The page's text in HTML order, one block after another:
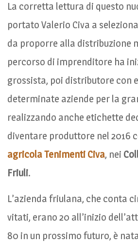
La corretta lettura di questo
portato Valerio Civa a
da proporre alla distribuzione
percorso di imprenditore ha
grossista, poi distributore con
determinate aziende per la
realizzando anche etichette
diventare produttore nel 2016
agricola Tenimenti Civa, nei
Friuli.
L’azienda friulana, che conta
vitati, erano 20 all’inizio
80 in un prossimo futuro, è